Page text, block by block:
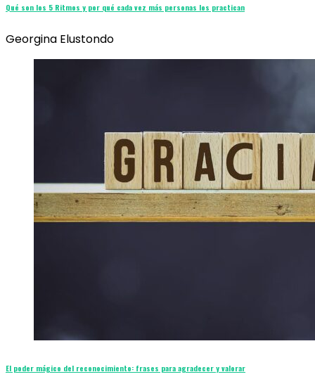
Qué son los 5 Ritmos y por qué cada vez más personas los practican
Georgina Elustondo
El poder mágico del reconocimiento: frases para agradecer y valorar